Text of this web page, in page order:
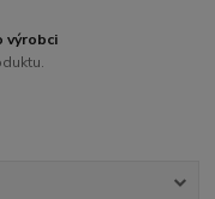
výrobci